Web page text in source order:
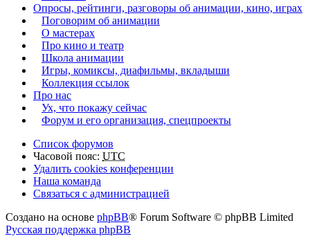
Опросы, рейтинги, разговоры об анимации, кино, играх
Поговорим об анимации
О мастерах
Про кино и театр
Школа анимации
Игры, комиксы, диафильмы, вкладыши
Коллекция ссылок
Про нас
Ух, что покажу сейчас
Форум и его организация, спецпроекты
Список форумов
Часовой пояс: UTC
Удалить cookies конференции
Наша команда
Связаться с администрацией
Создано на основе phpBB® Forum Software © phpBB Limited
Русская поддержка phpBB